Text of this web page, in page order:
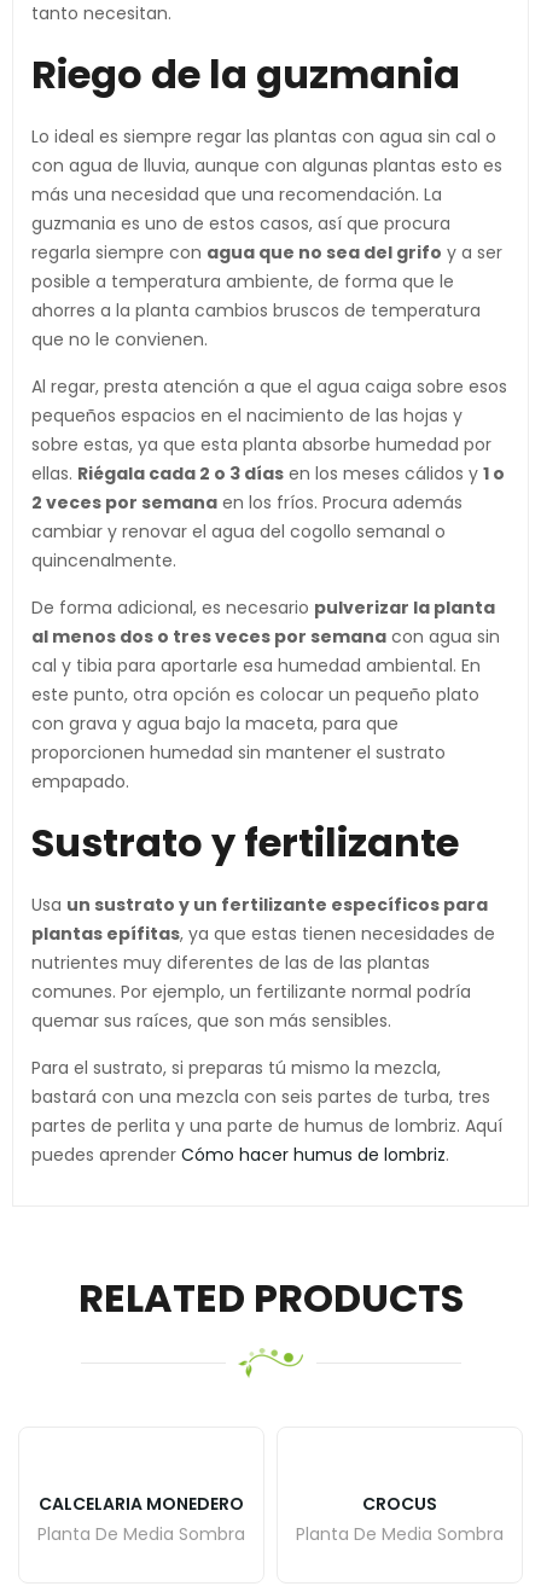
tanto necesitan.
Riego de la guzmania
Lo ideal es siempre regar las plantas con agua sin cal o
con agua de lluvia, aunque con algunas plantas esto es
más una necesidad que una recomendación. La
guzmania es uno de estos casos, así que procura
regarla siempre con agua que no sea del grifo y a ser
posible a temperatura ambiente, de forma que le
ahorres a la planta cambios bruscos de temperatura
que no le convienen.
Al regar, presta atención a que el agua caiga sobre esos
pequeños espacios en el nacimiento de las hojas y
sobre estas, ya que esta planta absorbe humedad por
ellas. Riégala cada 2 o 3 días en los meses cálidos y 1 o
2 veces por semana en los fríos. Procura además
cambiar y renovar el agua del cogollo semanal o
quincenalmente.
De forma adicional, es necesario pulverizar la planta
al menos dos o tres veces por semana con agua sin
cal y tibia para aportarle esa humedad ambiental. En
este punto, otra opción es colocar un pequeño plato
con grava y agua bajo la maceta, para que
proporcionen humedad sin mantener el sustrato
empapado.
Sustrato y fertilizante
Usa un sustrato y un fertilizante específicos para
plantas epífitas, ya que estas tienen necesidades de
nutrientes muy diferentes de las de las plantas
comunes. Por ejemplo, un fertilizante normal podría
quemar sus raíces, que son más sensibles.
Para el sustrato, si preparas tú mismo la mezcla,
bastará con una mezcla con seis partes de turba, tres
partes de perlita y una parte de humus de lombriz. Aquí
puedes aprender Cómo hacer humus de lombriz.
RELATED PRODUCTS
CALCELARIA MONEDERO
Planta De Media Sombra
CROCUS
Planta De Media Sombra